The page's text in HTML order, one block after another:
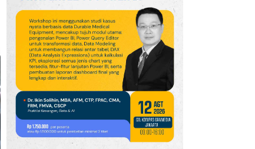
9
Hino Perkuat Industri
Kendaraan Niaga
Nasional Lewat TKDN
dan Standardisasi
Karoseri
10 Paramount Petals
Perkuat Konektivitas
Kawasan